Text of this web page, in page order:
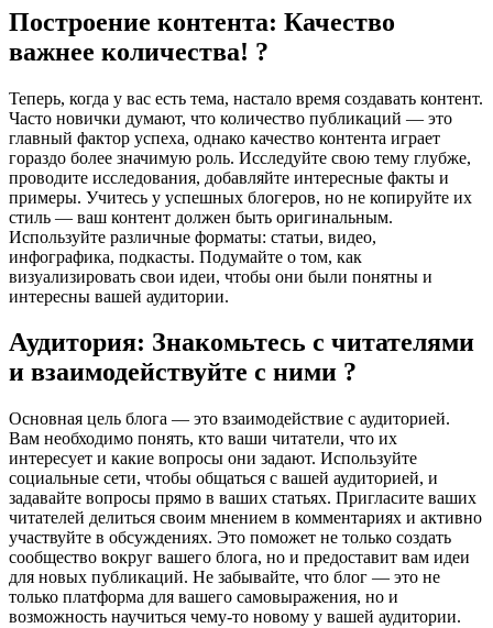
Построение контента: Качество
важнее количества! ?
Теперь, когда у вас есть тема, настало время создавать контент.
Часто новички думают, что количество публикаций — это
главный фактор успеха, однако качество контента играет
гораздо более значимую роль. Исследуйте свою тему глубже,
проводите исследования, добавляйте интересные факты и
примеры. Учитесь у успешных блогеров, но не копируйте их
стиль — ваш контент должен быть оригинальным.
Используйте различные форматы: статьи, видео,
инфографика, подкасты. Подумайте о том, как
визуализировать свои идеи, чтобы они были понятны и
интересны вашей аудитории.
Аудитория: Знакомьтесь с читателями
и взаимодействуйте с ними ?
Основная цель блога — это взаимодействие с аудиторией.
Вам необходимо понять, кто ваши читатели, что их
интересует и какие вопросы они задают. Используйте
социальные сети, чтобы общаться с вашей аудиторией, и
задавайте вопросы прямо в ваших статьях. Пригласите ваших
читателей делиться своим мнением в комментариях и активно
участвуйте в обсуждениях. Это поможет не только создать
сообщество вокруг вашего блога, но и предоставит вам идеи
для новых публикаций. Не забывайте, что блог — это не
только платформа для вашего самовыражения, но и
возможность научиться чему-то новому у вашей аудитории.